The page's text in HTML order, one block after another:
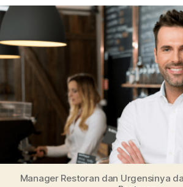
Manager Restoran dan Urgensinya